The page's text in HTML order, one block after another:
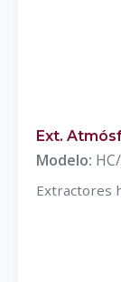
Ext.
Modelo:
Extractores